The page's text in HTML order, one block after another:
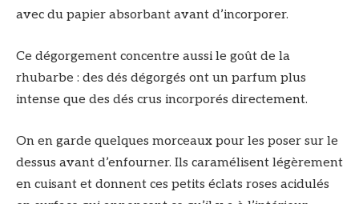
avec du papier absorbant avant d’incorporer.
Ce dégorgement concentre aussi le goût de la
rhubarbe : des dés dégorgés ont un parfum plus
intense que des dés crus incorporés directement.
On en garde quelques morceaux pour les poser sur le
dessus avant d’enfourner. Ils caramélisent légèrement
en cuisant et donnent ces petits éclats roses acidulés